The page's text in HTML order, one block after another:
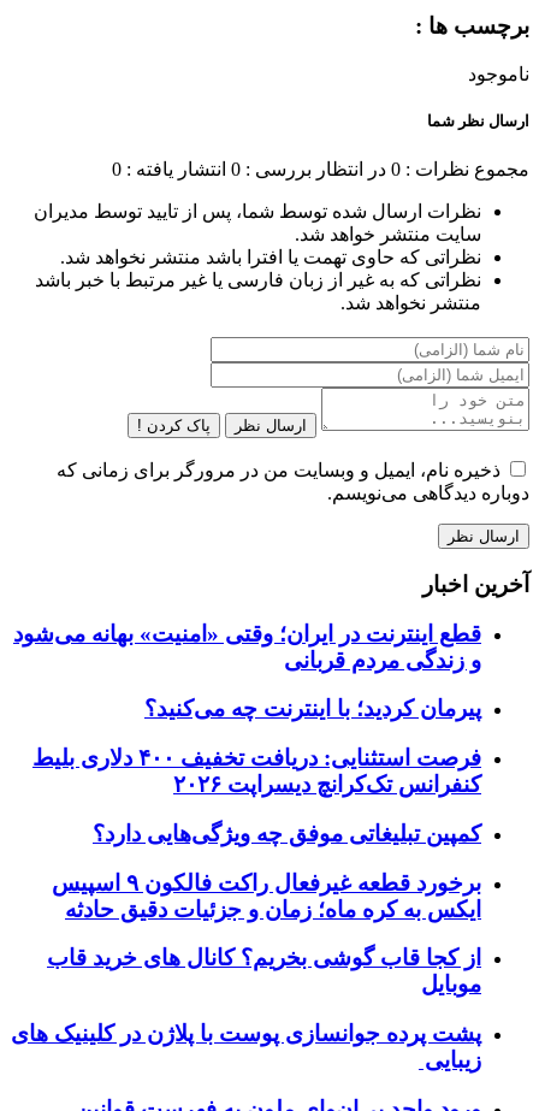
برچسب ها :
ناموجود
ارسال نظر شما
مجموع نظرات : 0 در انتظار بررسی : 0 انتشار یافته : 0
نظرات ارسال شده توسط شما، پس از تایید توسط مدیران
سایت منتشر خواهد شد.
نظراتی که حاوی تهمت یا افترا باشد منتشر نخواهد شد.
نظراتی که به غیر از زبان فارسی یا غیر مرتبط با خبر باشد
منتشر نخواهد شد.
ارسال نظر پاک کردن !
ذخیره نام، ایمیل و وبسایت من در مرورگر برای زمانی که
دوباره دیدگاهی می‌نویسم.
آخرین اخبار
قطع اینترنت در ایران؛ وقتی «امنیت» بهانه می‌شود
و زندگی مردم قربانی
پیرمان کردید؛ با اینترنت چه می‌کنید؟
فرصت استثنایی: دریافت تخفیف ۴۰۰ دلاری بلیط
کنفرانس تک‌کرانچ دیسراپت ۲۰۲۶
کمپین تبلیغاتی موفق چه ویژگی‌هایی دارد؟
برخورد قطعه غیرفعال راکت فالکون ۹ اسپیس
ایکس به کره ماه؛ زمان و جزئیات دقیق حادثه
از کجا قاب گوشی بخریم؟ کانال های خرید قاب
موبایل
پشت پرده جوانسازی پوست با پلاژن در کلینیک های
زیبایی